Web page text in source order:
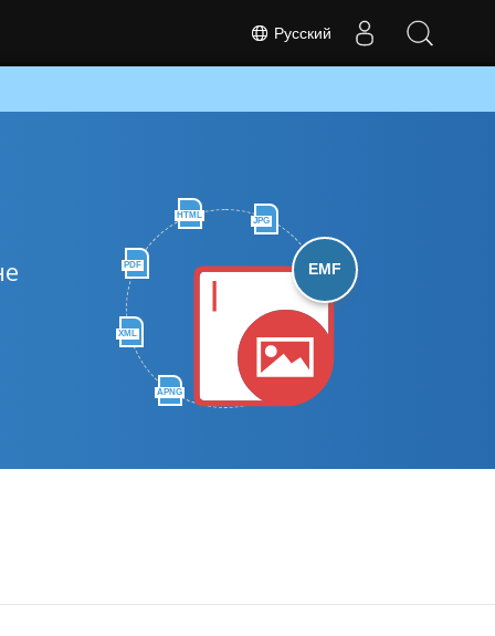
Русский
HTML
JPG
PDF
XML
APNG
EMF